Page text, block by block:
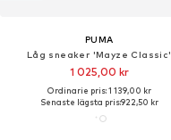
PUMA
Låg sneaker 'Mayze Classic'
1 025,00 kr
Ordinarie pris: 1 139,00 kr
Senaste lägsta pris:922,50 kr